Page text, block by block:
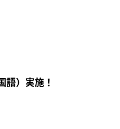
）実施！